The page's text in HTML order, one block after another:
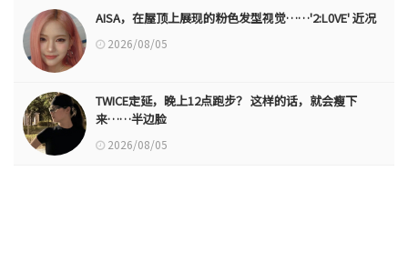
AISA，在屋顶上展现的粉色发型视觉……'2:L0VE' 近况
2026/08/05
TWICE定延，晚上12点跑步？ 这样的话，就会瘦下
来……半边脸
2026/08/05